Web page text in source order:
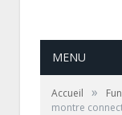
MENU
Accueil » Fun
montre